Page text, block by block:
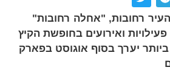
"אחלה רחובות"
ואירועים בחופשת הקיץ
יערך בסוף אוגוסט בפארק